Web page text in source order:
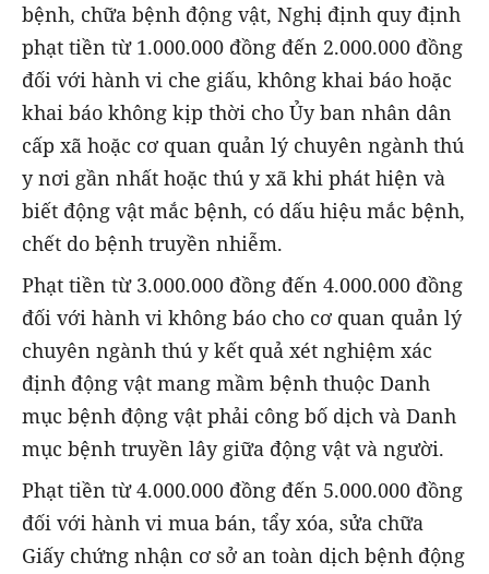
bệnh, chữa bệnh động vật, Nghị định quy định
phạt tiền từ 1.000.000 đồng đến 2.000.000 đồng
đối với hành vi che giấu, không khai báo hoặc
khai báo không kịp thời cho Ủy ban nhân dân
cấp xã hoặc cơ quan quản lý chuyên ngành thú
y nơi gần nhất hoặc thú y xã khi phát hiện và
biết động vật mắc bệnh, có dấu hiệu mắc bệnh,
chết do bệnh truyền nhiễm.
Phạt tiền từ 3.000.000 đồng đến 4.000.000 đồng
đối với hành vi không báo cho cơ quan quản lý
chuyên ngành thú y kết quả xét nghiệm xác
định động vật mang mầm bệnh thuộc Danh
mục bệnh động vật phải công bố dịch và Danh
mục bệnh truyền lây giữa động vật và người.
Phạt tiền từ 4.000.000 đồng đến 5.000.000 đồng
đối với hành vi mua bán, tẩy xóa, sửa chữa
Giấy chứng nhận cơ sở an toàn dịch bệnh động